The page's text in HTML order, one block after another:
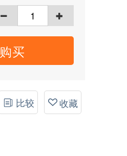
购买
比较 收藏